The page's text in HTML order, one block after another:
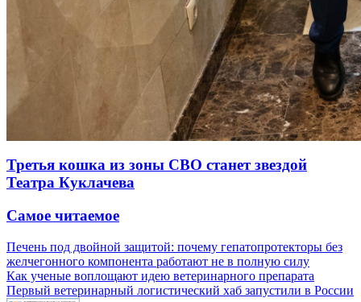
Третья кошка из зоны СВО станет звездой
Театра Куклачева
Самое читаемое
Печень под двойной защитой: почему гепатопротекторы без
желчегонного компонента работают не в полную силу
Как ученые воплощают идею ветеринарного препарата
Первый ветеринарный логистический хаб запустили в России